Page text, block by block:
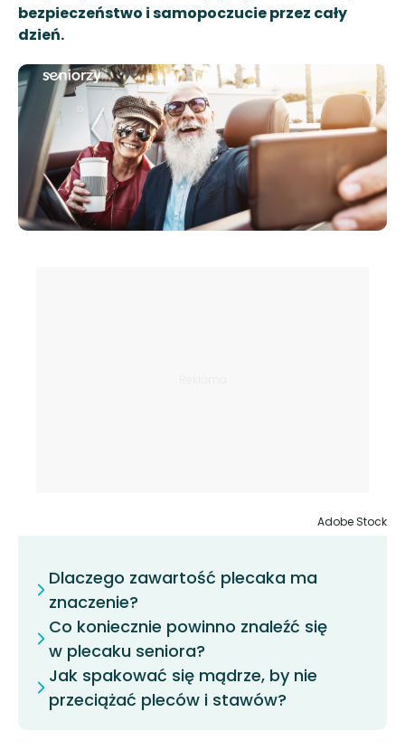
bezpieczeństwo i samopoczucie przez cały
dzień.
Adobe Stock
Dlaczego zawartość plecaka ma
znaczenie?
Co koniecznie powinno znaleźć się
w plecaku seniora?
Jak spakować się mądrze, by nie
przeciążać pleców i stawów?